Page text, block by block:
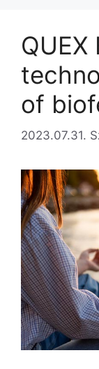
QUEX
of
2023.07.31.